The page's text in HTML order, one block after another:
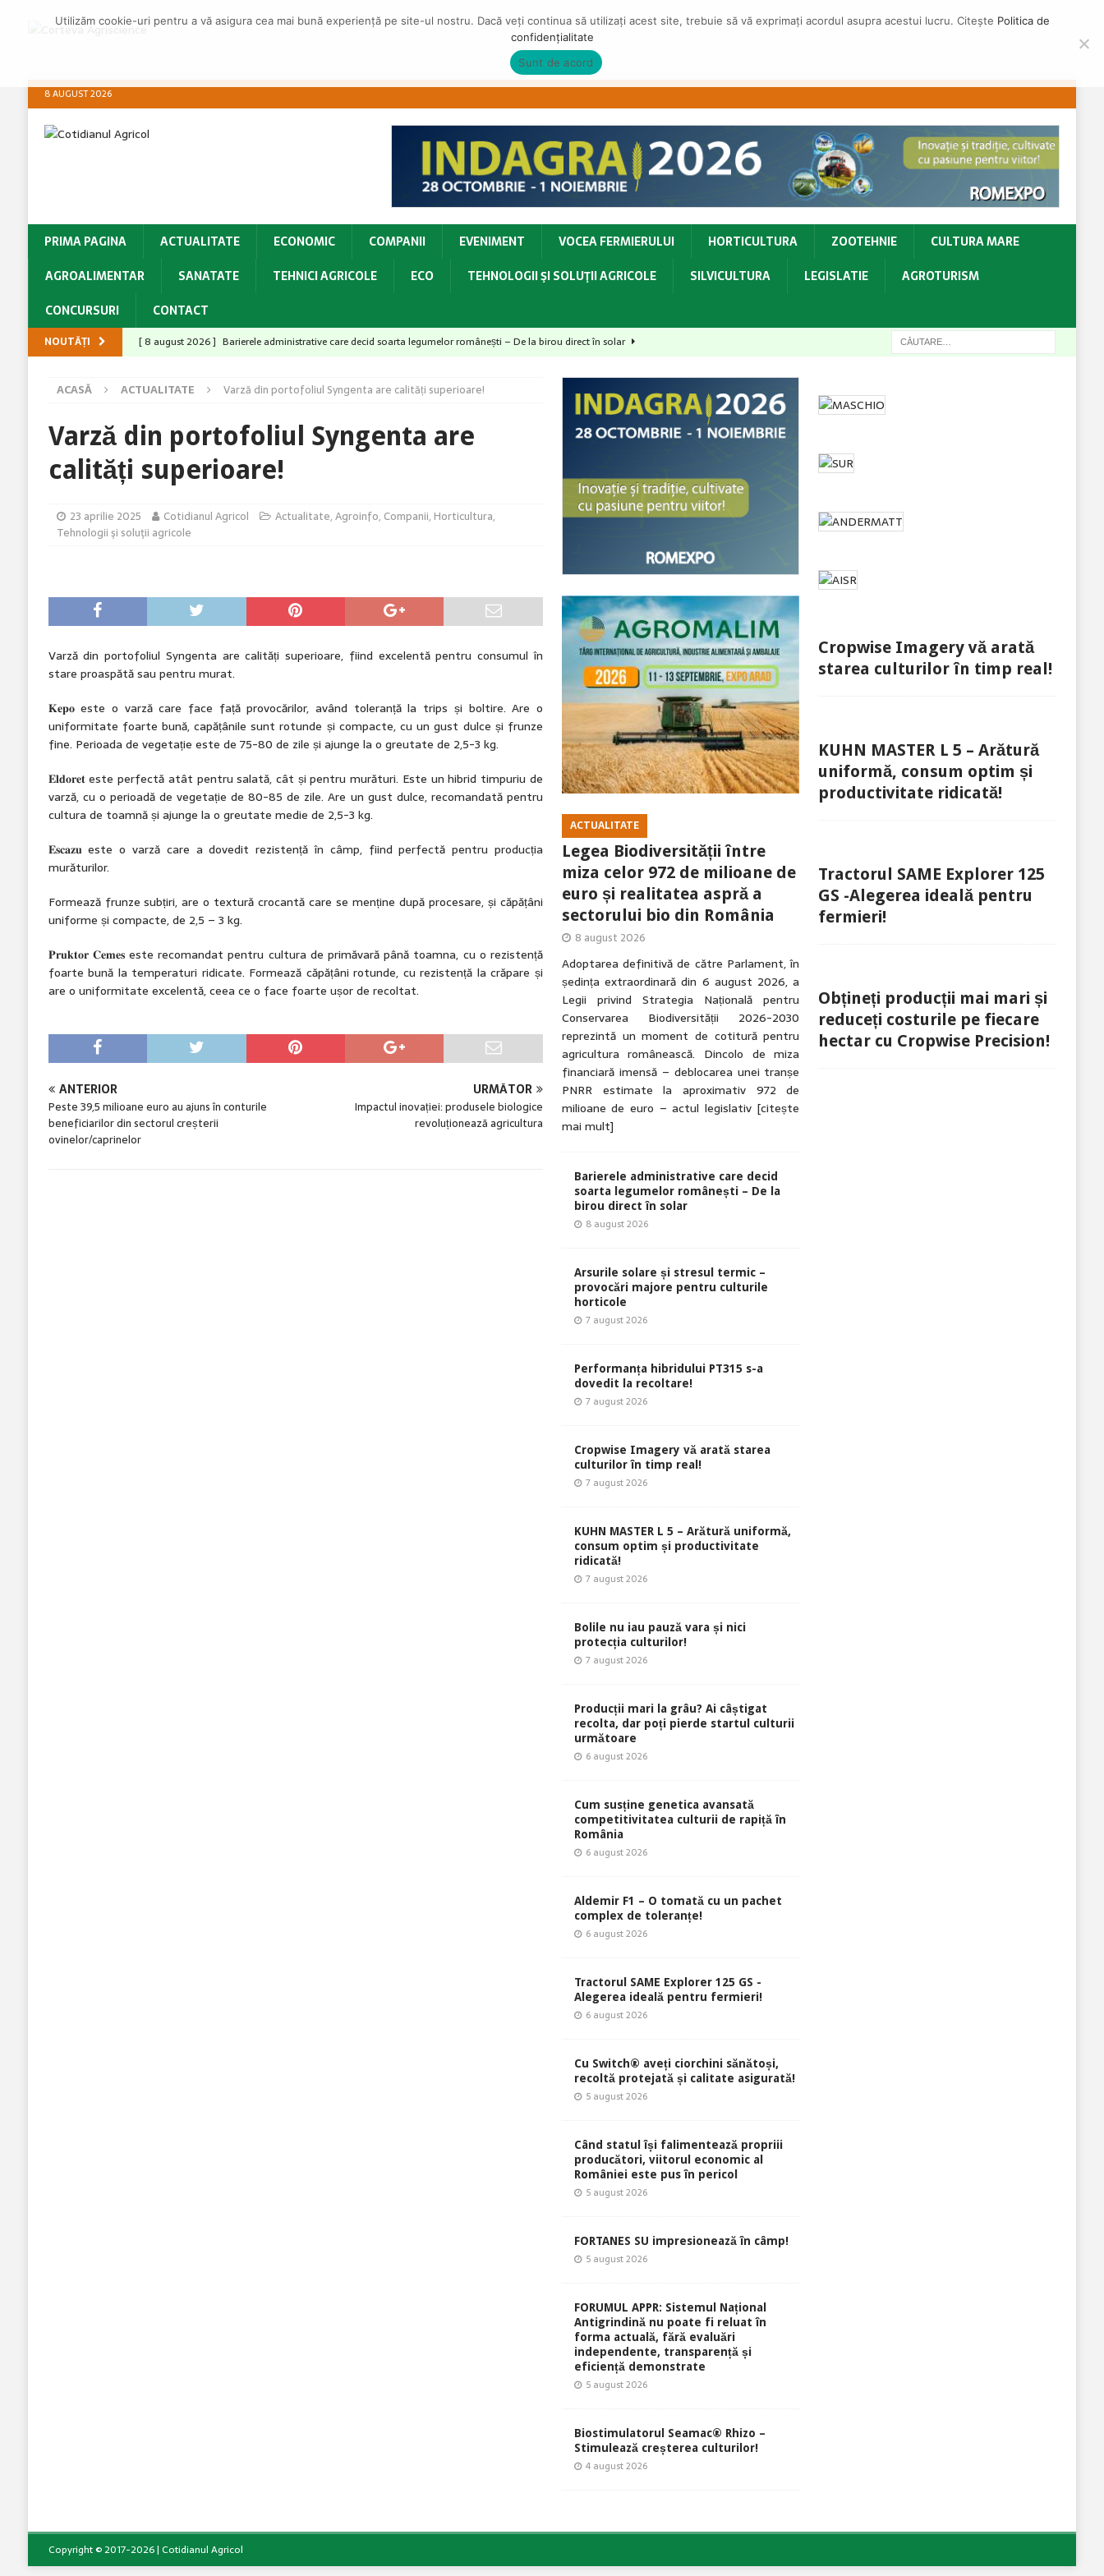
8 AUGUST 2026
PRIMA PAGINA ACTUALITATE ECONOMIC COMPANII EVENIMENT VOCEA FERMIERULUI HORTICULTURA ZOOTEHNIE
CULTURA MARE
AGROALIMENTAR
SANATATE TEHNICI AGRICOLE ECO TEHNOLOGII ŞI SOLUŢII AGRICOLE SILVICULTURA LEGISLATIE
AGROTURISM
CONCURSURI
CONTACT
NOUTĂȚI [ 8 august 2026 ] Barierele administrative care decid soarta legumelor românești – De la birou direct în solar
[ 7 august 2026 ]
Arsurile solare și stresul termic – provocări majore pentru culturile horticole
ACTUALITATE
[ 7 august 2026 ]
Performanța hibridului PT315 s-a dovedit la recoltare!
[ 7 august 2026 ]
Cropwise Imagery vă arată starea culturilor în timp real!
[ 8 august 2026 ] Legea Biodiversității între miza celor 972 de milioane de euro și realitatea aspră a sectorului bio din
România
ACTUALITATE
ACASĂ ACTUALITATE Varză din portofoliul Syngenta are calități superioare!
Varză din portofoliul Syngenta are
calități superioare!
23 aprilie 2025 Cotidianul Agricol Actualitate,Agroinfo, Companii, Horticultura,
Tehnologii şi soluţii agricole
Varză din portofoliul Syngenta are calități superioare, fiind excelentă pentru consumul în
stare proaspătă sau pentru murat.
𝐊𝐞𝐩𝐨 este o varză care face față provocărilor, având toleranță la trips și boltire. Are o
uniformitate foarte bună, capățânile sunt rotunde și compacte, cu un gust dulce și frunze
fine. Perioada de vegetație este de 75-80 de zile și ajunge la o greutate de 2,5-3 kg.
𝐄𝐥𝐝𝐨𝐫𝐞𝐭 este perfectă atât pentru salată, cât și pentru murături. Este un hibrid timpuriu de
varză, cu o perioadă de vegetație de 80-85 de zile. Are un gust dulce, recomandată pentru
cultura de toamnă și ajunge la o greutate medie de 2,5-3 kg.
𝐄𝐬𝐜𝐚𝐳𝐮 este o varză care a dovedit rezistență în câmp, fiind perfectă pentru producția
murăturilor.
Formează frunze subțiri, are o textură crocantă care se menține după procesare, și căpățâni
uniforme și compacte, de 2,5 – 3 kg.
𝐏𝐫𝐮𝐤𝐭𝐨𝐫 𝐂𝐞𝐦𝐞𝐬 este recomandat pentru cultura de primăvară până toamna, cu o rezistență
foarte bună la temperaturi ridicate. Formează căpățâni rotunde, cu rezistență la crăpare și
are o uniformitate excelentă, ceea ce o face foarte ușor de recoltat.
ANTERIOR
Peste 39,5 milioane euro au ajuns în conturile
beneficiarilor din sectorul creșterii
ovinelor/caprinelor
URMĂTOR
Impactul inovației: produsele biologice
revoluționează agricultura
ACTUALITATE
Legea Biodiversității între
miza celor 972 de milioane de
euro și realitatea aspră a
sectorului bio din România
8 august 2026
Adoptarea definitivă de către Parlament, în
ședința extraordinară din 6 august 2026, a
Legii privind Strategia Națională pentru
Conservarea Biodiversității 2026-2030
reprezintă un moment de cotitură pentru
agricultura românească. Dincolo de miza
financiară imensă – deblocarea unei tranșe
PNRR estimate la aproximativ 972 de
milioane de euro – actul legislativ [citește
mai mult]
Barierele administrative care decid
soarta legumelor românești – De la
birou direct în solar
8 august 2026
Arsurile solare și stresul termic –
provocări majore pentru culturile
horticole
7 august 2026
Performanța hibridului PT315 s-a
dovedit la recoltare!
7 august 2026
Cropwise Imagery vă arată starea
culturilor în timp real!
7 august 2026
KUHN MASTER L 5 – Arătură uniformă,
consum optim și productivitate
ridicată!
7 august 2026
Bolile nu iau pauză vara și nici
protecția culturilor!
7 august 2026
Producții mari la grâu? Ai câștigat
recolta, dar poți pierde startul culturii
următoare
6 august 2026
Cum susține genetica avansată
competitivitatea culturii de rapiță în
România
6 august 2026
Aldemir F1 – O tomată cu un pachet
complex de toleranțe!
6 august 2026
Tractorul SAME Explorer 125 GS -
Alegerea ideală pentru fermieri!
6 august 2026
Cu Switch® aveți ciorchini sănătoși,
recoltă protejată și calitate asigurată!
5 august 2026
Când statul își falimentează propriii
producători, viitorul economic al
României este pus în pericol
5 august 2026
FORTANES SU impresionează în câmp!
5 august 2026
FORUMUL APPR: Sistemul Național
Antigrindină nu poate fi reluat în
forma actuală, fără evaluări
independente, transparență și
eficiență demonstrate
5 august 2026
Biostimulatorul Seamac® Rhizo –
Stimulează creșterea culturilor!
4 august 2026
Cropwise Imagery vă arată
starea culturilor în timp real!
KUHN MASTER L 5 – Arătură
uniformă, consum optim și
productivitate ridicată!
Tractorul SAME Explorer 125
GS -Alegerea ideală pentru
fermieri!
Obțineți producții mai mari și
reduceți costurile pe fiecare
hectar cu Cropwise Precision!
Copyright © 2017-2026 | Cotidianul Agricol
Utilizăm cookie-uri pentru a vă asigura cea mai bună experiență pe site-ul nostru. Dacă veți continua să utilizați acest site, trebuie să vă exprimați acordul asupra acestui lucru. Citește Politica de
confidențialitate
Sunt de acord